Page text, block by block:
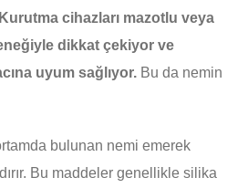
cihazları mazotlu veya
dikkat çekiyor ve
uyum sağlıyor. Bu da nemin
bulunan nemi emerek
Bu maddeler genellikle silika